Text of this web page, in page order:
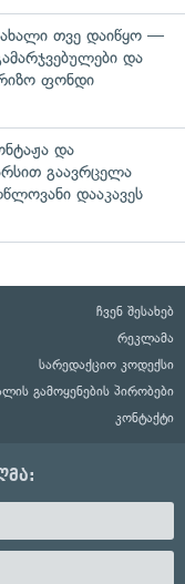
ახალი თვე დაიწყო —
და
ფონდი
და
გაავრცელა
დააკავეს
ჩვენ შესახებ
რეკლამა
სარედაქციო კოდექსი
გამოყენების პირობები
კონტაქტი